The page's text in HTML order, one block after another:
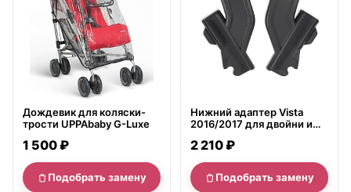
Дождевик для коляски-
трости UPPAbaby G-Luxe
1 500 ₽
Подобрать замену
Нижний адаптер Vista
2016/2017 для двойни и
2 210 ₽
Подобрать замену